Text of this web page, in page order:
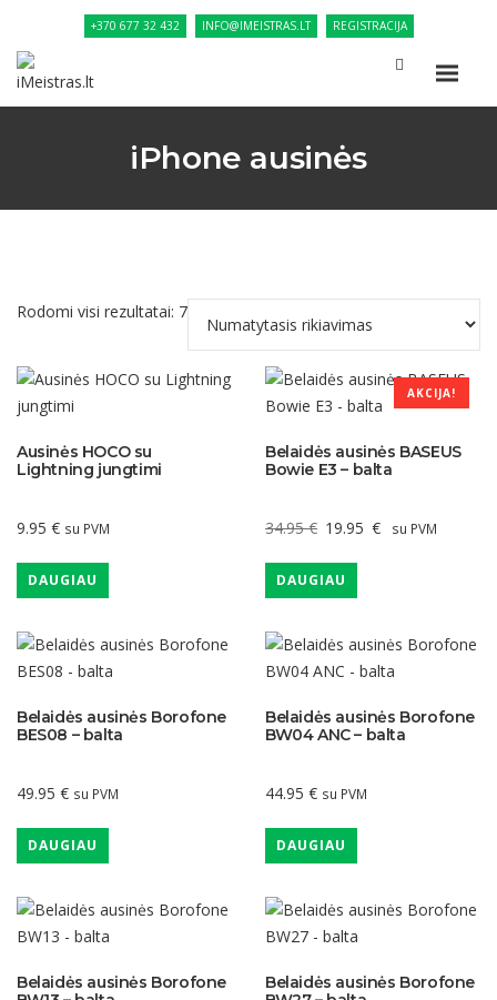
+370 677 32 432 INFO@IMEISTRAS.LT REGISTRACIJA
iPhone ausinės
Rodomi visi rezultatai: 7
Ausinės HOCO su
Lightning jungtimi
9.95 € su PVM
DAUGIAU
AKCIJA!
Belaidės ausinės BASEUS
Bowie E3 – balta
34.95€ Original
was:
19.95 € Current
su PVM
DAUGIAU
Belaidės ausinės Borofone
BES08 – balta
49.95 € su PVM
DAUGIAU
Belaidės ausinės Borofone
BW04 ANC – balta
44.95 € su PVM
DAUGIAU
Belaidės ausinės Borofone
Belaidės ausinės Borofone